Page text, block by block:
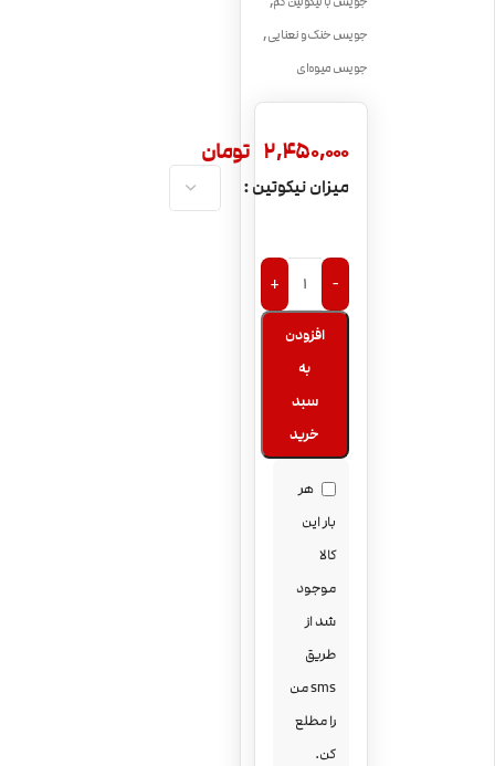
جویس خنک و نعنایی,
جویس میوه‌ای
2,450,000 تومان
میزان نیکوتین
-
+
افزودن
به
سبد
خرید
هر
بار این
کالا
موجود
شد از
طریق
sms من
را مطلع
کن.